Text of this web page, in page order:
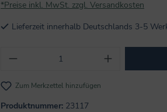
*Preise inkl. MwSt. zzgl. Versandkosten
Lieferzeit innerhalb Deutschlands 3-5
Produkt Anzahl: Gib
Zum Merkzettel hinzufügen
Produktnummer: 23117